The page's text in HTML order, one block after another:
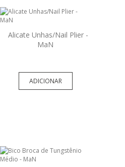
Alicate Unhas/Nail Plier -
MaN
ADICIONAR